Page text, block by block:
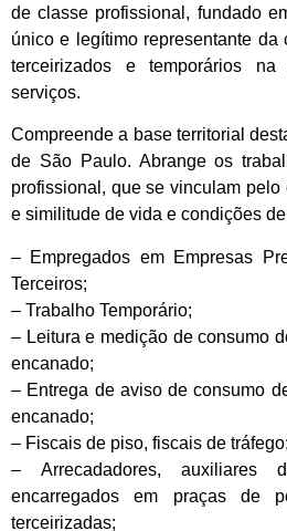
de classe profissional, fundado
único e legítimo representante da
terceirizados e temporários
serviços.
Compreende a base territorial
de São Paulo. Abrange os
profissional, que se vinculam
e similitude de vida e condições
– Empregados em Empresas
Terceiros;
– Trabalho Temporário;
– Leitura e medição de consumo
encanado;
– Entrega de aviso de consumo
encanado;
– Fiscais de piso, fiscais de tráfego;
– Arrecadadores, auxiliares
encarregados em praças de
terceirizadas;